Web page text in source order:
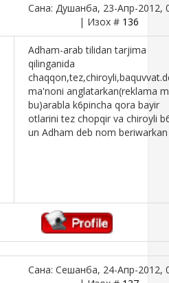
Сана: Душанба, 23-Апр-2012,
| Изох # 136
Adham-arab tilidan tarjima
qilinganida
ma'noni anglatarkan(reklama
bu)arabla k6pincha qora bayir
otlarini tez chopqir va chiroyli
un Adham deb nom beriwarkan
Сана: Сешанба, 24-Апр-2012,